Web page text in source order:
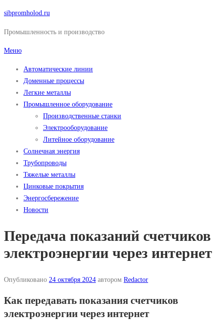
Перейти
содержимому
sibpromholod.ru
Промышленность и производство
Меню
Автоматические линии
Доменные процессы
Легкие металлы
Промышленное оборудование
Производственные станки
Электрооборудование
Литейное оборудование
Солнечная энергия
Трубопроводы
Тяжелые металлы
Цинковые покрытия
Энергосбережение
Новости
Передача показаний счетчиков
электроэнергии через интернет
Опубликовано 24 октября 2024 автором Redactor
Как передавать показания счетчиков
электроэнергии через интернет